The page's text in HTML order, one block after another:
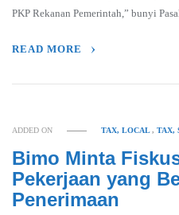
PKP Rekanan Pemerintah,” bunyi
READ MORE
ADDED ON TAX, LOCAL,TAX,
Bimo Minta
Pekerjaan yang
Penerimaan